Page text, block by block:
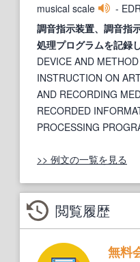
musical scale
-
調音指示装置、 調音指
処理プログラムを記録
DEVICE AND
INSTRUCTION ON
AND RECORDING
RECORDED
PROCESSING
>> 例文の一覧を見る
閲覧履歴
無料